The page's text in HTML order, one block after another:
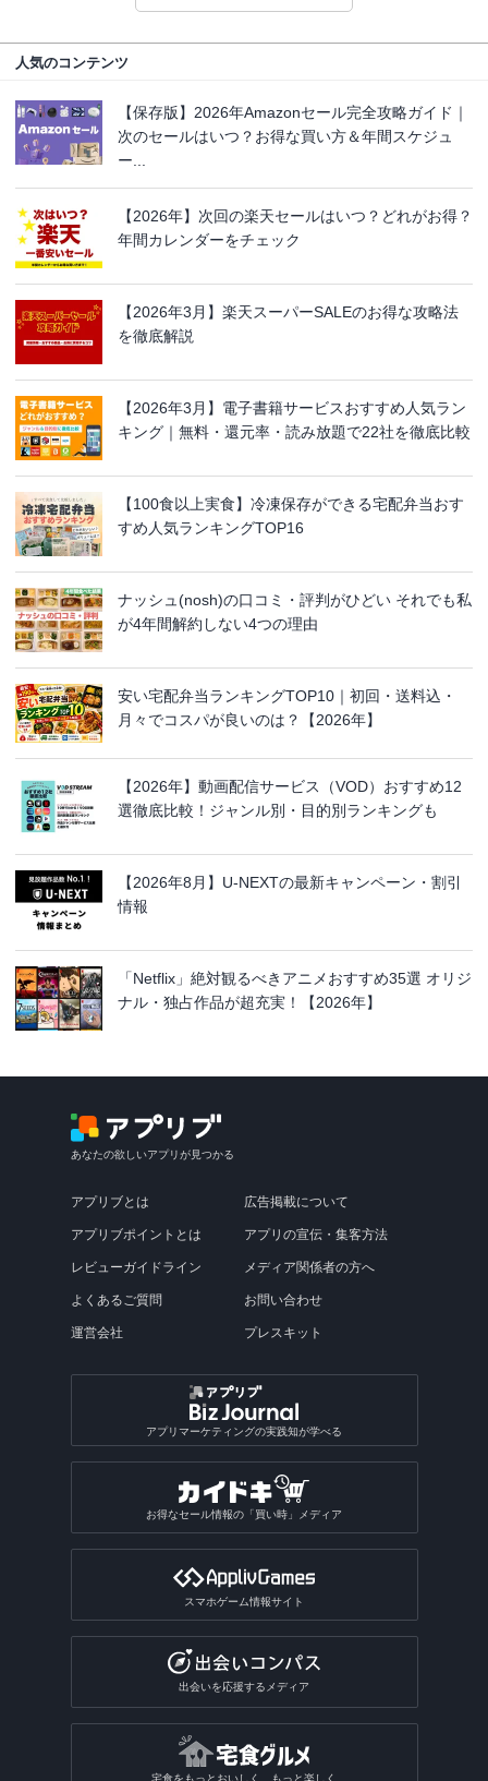
人気のコンテンツ
【保存版】2026年Amazonセール完全攻略ガイド｜
次のセールはいつ？お得な買い方＆年間スケジュ
ー...
【2026年】次回の楽天セールはいつ？どれがお得？
年間カレンダーをチェック
【2026年3月】楽天スーパーSALEのお得な攻略法
を徹底解説
【2026年3月】電子書籍サービスおすすめ人気ラン
キング｜無料・還元率・読み放題で22社を徹底比較
【100食以上実食】冷凍保存ができる宅配弁当おす
すめ人気ランキングTOP16
ナッシュ(nosh)の口コミ・評判がひどい それでも私
が4年間解約しない4つの理由
安い宅配弁当ランキングTOP10｜初回・送料込・
月々でコスパが良いのは？【2026年】
【2026年】動画配信サービス（VOD）おすすめ12
選徹底比較！ジャンル別・目的別ランキングも
【2026年8月】U-NEXTの最新キャンペーン・割引
情報
「Netflix」絶対観るべきアニメおすすめ35選 オリジ
ナル・独占作品が超充実！【2026年】
あなたの欲しいアプリが見つかる
アプリブとは
アプリブポイントとは
レビューガイドライン
よくあるご質問
運営会社
広告掲載について
アプリの宣伝・集客方法
メディア関係者の方へ
お問い合わせ
プレスキット
アプリマーケティングの実践知が学べる
お得なセール情報の「買い時」メディア
スマホゲーム情報サイト
出会いを応援するメディア
宅食をもっとおいしく、もっと楽しく